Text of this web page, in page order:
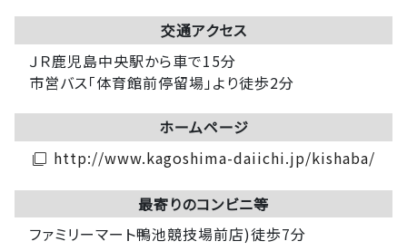
交通アクセス
ＪＲ鹿児島中央駅から車で15分
市営バス「体育館前停留場」より徒歩2分
ホームページ
filter_none http://www.kagoshima-daiichi.jp/kishaba/
最寄りのコンビニ等
ファミリーマート鴨池競技場前店)徒歩7分